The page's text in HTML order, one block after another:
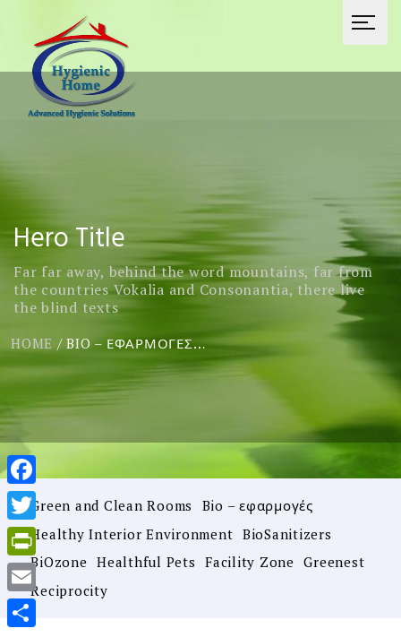
Hero Title
Far far away, behind the word mountains, far from
the countries Vokalia and Consonantia, there live
the blind texts
HOME /BIO – ΕΦΑΡΜΟΓΈΣ…
Green and Clean Rooms
Bio – εφαρμογές
Healthy Interior Environment BioSanitizers
BiOzone
Healthful Pets Facility Zone
Greenest
Reciprocity
Facebook
Twitter
PrintFriendly
Email